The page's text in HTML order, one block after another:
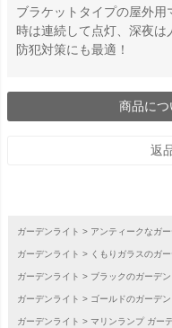
ブラケットタイプの屋外
時は連続して点灯、深夜は
防犯対策にも最適！
商品に
返
ガーデンライト アンティークなガ
ガーデンライト くもりガラスのガ
ガーデンライト ブラックのガーデン
ガーデンライト ゴールドのガーデン
ガーデンライト マリンランプ ガー